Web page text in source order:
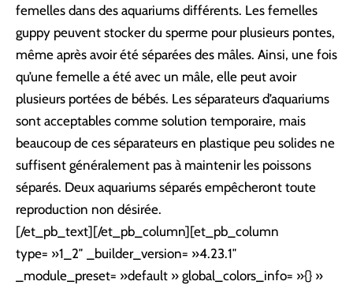
femelles dans des aquariums différents. Les femelles
guppy peuvent stocker du sperme pour plusieurs pontes,
même après avoir été séparées des mâles. Ainsi, une fois
qu’une femelle a été avec un mâle, elle peut avoir
plusieurs portées de bébés. Les séparateurs d’aquariums
sont acceptables comme solution temporaire, mais
beaucoup de ces séparateurs en plastique peu solides ne
suffisent généralement pas à maintenir les poissons
séparés. Deux aquariums séparés empêcheront toute
reproduction non désirée.
[/et_pb_text][/et_pb_column][et_pb_column
type= »1_2″ _builder_version= »4.23.1″
_module_preset= »default » global_colors_info= »{} »